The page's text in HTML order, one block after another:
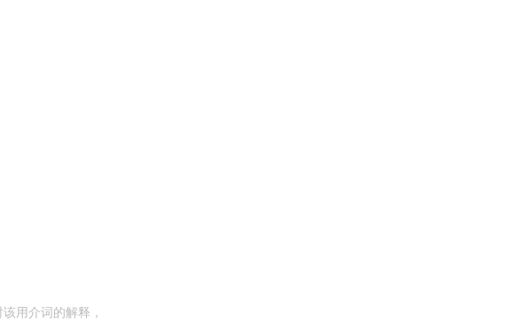
用介词的解释，